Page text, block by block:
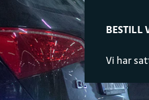
BESTILL
Vi har